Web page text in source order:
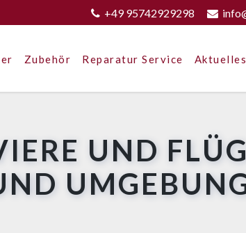
+49 95742929298
Zubehör Reparatur Service Aktuelles
UND